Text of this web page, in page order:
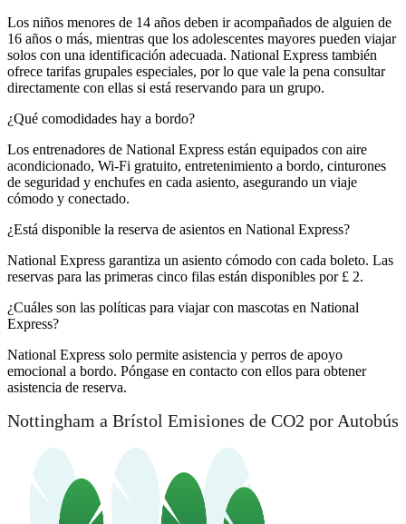
Los niños menores de 14 años deben ir acompañados de alguien de
16 años o más, mientras que los adolescentes mayores pueden viajar
solos con una identificación adecuada. National Express también
ofrece tarifas grupales especiales, por lo que vale la pena consultar
directamente con ellas si está reservando para un grupo.
¿Qué comodidades hay a bordo?
Los entrenadores de National Express están equipados con aire
acondicionado, Wi-Fi gratuito, entretenimiento a bordo, cinturones
de seguridad y enchufes en cada asiento, asegurando un viaje
cómodo y conectado.
¿Está disponible la reserva de asientos en National Express?
National Express garantiza un asiento cómodo con cada boleto. Las
reservas para las primeras cinco filas están disponibles por £ 2.
¿Cuáles son las políticas para viajar con mascotas en National
Express?
National Express solo permite asistencia y perros de apoyo
emocional a bordo. Póngase en contacto con ellos para obtener
asistencia de reserva.
Nottingham a Brístol Emisiones de CO2 por Autobús